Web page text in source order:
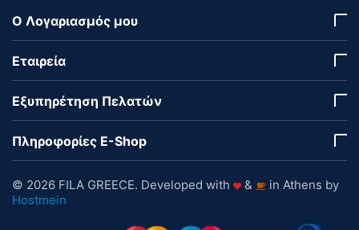
Ο Λογαριασμός μου
Εταιρεία
Εξυπηρέτηση Πελατών
Πληροφορίες E-Shop
© 2026 FILA GREECE. Developed with &
in Athens by
Hostmein